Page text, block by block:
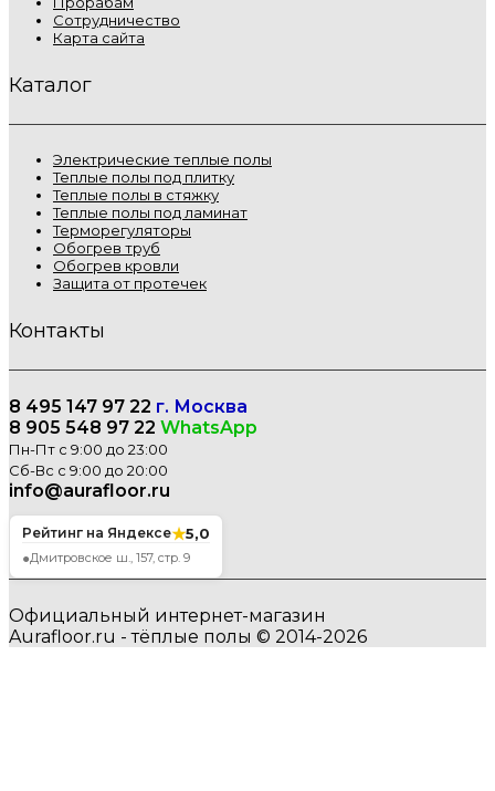
Сотрудничество
Карта сайта
Каталог
Электрические теплые полы
Теплые полы под плитку
Теплые полы в стяжку
Теплые полы под ламинат
Терморегуляторы
Обогрев труб
Обогрев кровли
Защита от протечек
Контакты
8 495 147 97 22 г. Москва
8 905 548 97 22 WhatsApp
Пн-Пт с 9:00 до 23:00
Сб-Вс с 9:00 до 20:00
info@aurafloor.ru
Рейтинг на Яндексе★5,0
●Дмитровское ш., 157, стр. 9
Официальный интернет-магазин
Aurafloor.ru - тёплые полы © 2014-2026